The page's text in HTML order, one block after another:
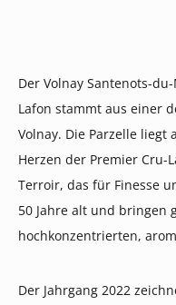
Der Volnay Santenots-
Lafon stammt aus einer
Volnay. Die Parzelle liegt
Herzen der Premier Cru-
Terroir, das für Finesse
50 Jahre alt und bringen
hochkonzentrierten,
Der Jahrgang 2022